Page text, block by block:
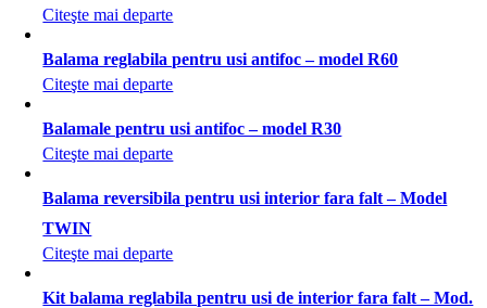
Citeşte mai departe
Balama reglabila pentru usi antifoc – model R60
Citeşte mai departe
Balamale pentru usi antifoc – model R30
Citeşte mai departe
Balama reversibila pentru usi interior fara falt – Model
TWIN
Citeşte mai departe
Kit balama reglabila pentru usi de interior fara falt – Mod.